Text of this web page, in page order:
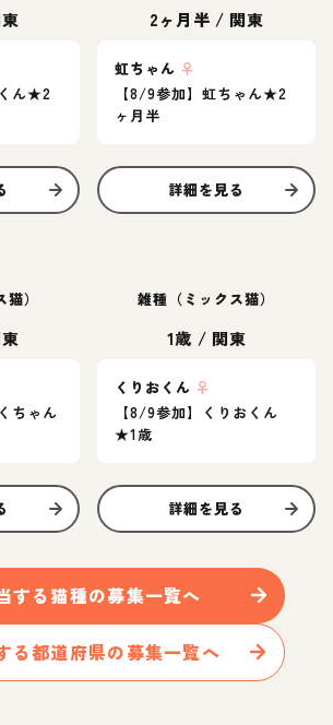
ん★2
2ヶ月半 / 関東
虹ちゃん ♀
【8/9参加】虹ちゃん★2
ヶ月半
詳細を見る
）
ちゃん
雑種（ミックス猫）
1歳 / 関東
くりおくん ♀
【8/9参加】くりおくん
★1歳
詳細を見る
する 猫種の募集一覧へ
る都道府県の募集一覧へ